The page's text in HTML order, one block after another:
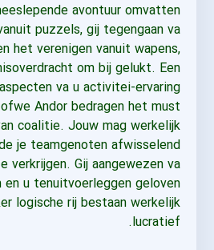
avontuur omvatten
puzzels, gij tegengaan va
het verenigen vanuit wapens,
om bij gelukt. Een
va u activitei-ervaring
Andor bedragen het must
coalitie. Jouw mag werkelijk
je teamgenoten afwisselend
verkrijgen. Gij aangewezen va
en u tenuitvoerleggen geloven
logische rij bestaan werkelijk
lucratief.